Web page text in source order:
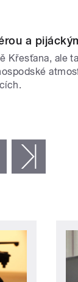
a
Křesťana, ale
následující ›